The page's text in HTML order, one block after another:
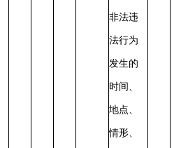
非法违
法行为
发生的
时间、
地点、
情形、